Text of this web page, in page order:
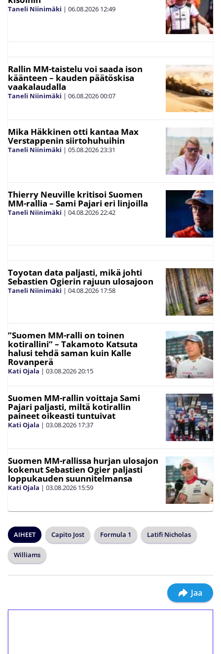
Taneli Niinimäki | 06.08.2026 12:49
Rallin MM-taistelu voi saada ison
käänteen – kauden päätöskisa
vaakalaudalla
Taneli Niinimäki | 06.08.202600:07
Mika Häkkinen otti kantaa Max
Verstappenin siirtohuhuihin
Taneli Niinimäki | 05.08.202623:31
Thierry Neuville kritisoi Suomen
MM-rallia – Sami Pajari eri linjoilla
Taneli Niinimäki | 04.08.202622:42
Toyotan data paljasti, mikä johti
Sebastien Ogierin rajuun ulosajoon
Taneli Niinimäki | 04.08.2026 17:58
”Suomen MM-ralli on toinen
kotirallini” – Takamoto Katsuta
halusi tehdä saman kuin Kalle
Rovanperä
Kati Ojala | 03.08.202620:15
Suomen MM-rallin voittaja Sami
Pajari paljasti, miltä kotirallin
paineet oikeasti tuntuivat
Kati Ojala | 03.08.2026 17:37
Suomen MM-rallissa hurjan ulosajon
kokenut Sebastien Ogier paljasti
loppukauden suunnitelmansa
Kati Ojala | 03.08.2026 15:59
AIHEET Capito Jost Formula 1 Latifi Nicholas
Williams
Jaa